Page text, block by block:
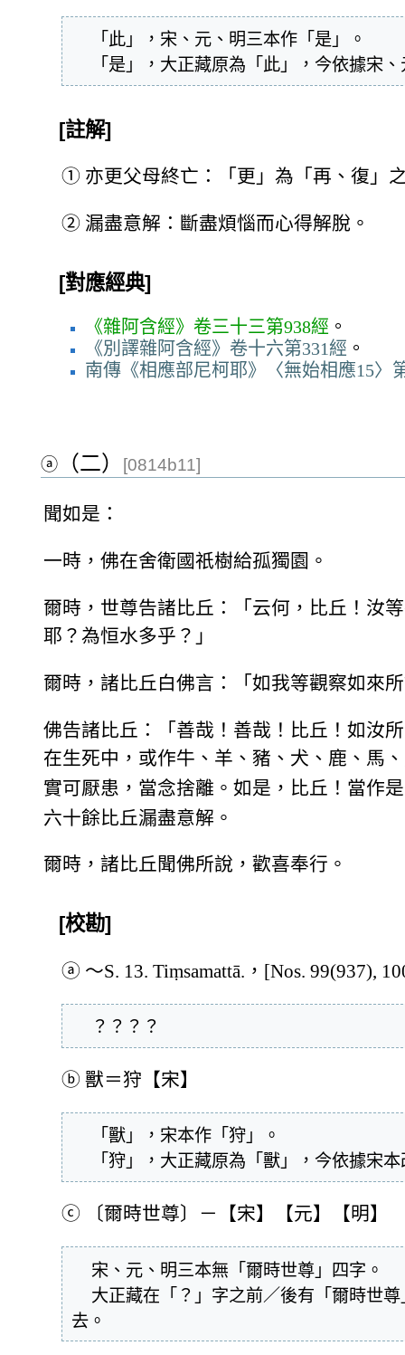
「是」，大正藏原為「此」，今依據宋
[註解]
① 亦更父母終亡：「更」為「再、復」
② 漏盡意解：斷盡煩惱而心得解脫。
[對應經典]
《雜阿含經》卷三十三第938經 。
《別譯雜阿含經》卷十六第331經 。
南傳《相應部尼柯耶》〈無始相應15〉
ⓐ （二） [0814b11]
聞如是：
一時，佛在舍衛國祇樹給孤獨園。
爾時，世尊告諸比丘：「云何，比丘！汝
耶？為恒水多乎？」
爾時，諸比丘白佛言：「如我等觀察如來
佛告諸比丘：「善哉！善哉！比丘！如汝
在生死中，或作牛、羊、豬、犬、鹿、馬
實可厭患，當念捨離。如是，比丘！當作
六十餘比丘漏盡意解。
爾時，諸比丘聞佛所說，歡喜奉行。
[校勘]
ⓐ ～S. 13. Tiṃsamattā.，[Nos. 99(937),
  ？？？？
ⓑ 獸＝狩【宋】
「狩」，大正藏原為「獸」，今依據宋
ⓒ 〔爾時世尊〕－【宋】【元】【明】
去。